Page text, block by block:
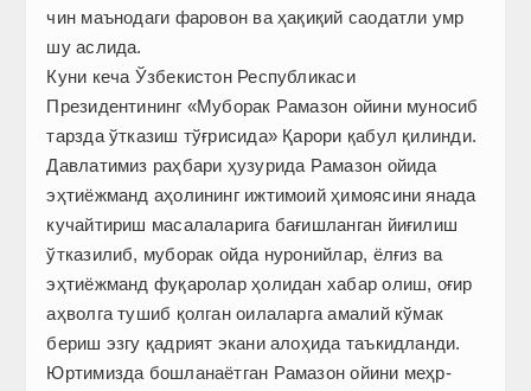
чин маънодаги фаровон ва ҳақиқий саодатли умр
шу аслида.
Куни кеча Ўзбекистон Республикаси
Президентининг «Муборак Рамазон ойини муносиб
тарзда ўтказиш тўғрисида» Қарори қабул қилинди.
Давлатимиз раҳбари ҳузурида Рамазон ойида
эҳтиёжманд аҳолининг ижтимоий ҳимоясини янада
кучайтириш масалаларига бағишланган йиғилиш
ўтказилиб, муборак ойда нуронийлар, ёлғиз ва
эҳтиёжманд фуқаролар ҳолидан хабар олиш, оғир
аҳволга тушиб қолган оилаларга амалий кўмак
бериш эзгу қадрият экани алоҳида таъкидланди.
Юртимизда бошланаётган Рамазон ойини меҳр-